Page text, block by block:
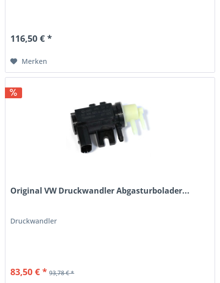
116,50 € *
Merken
Original VW Druckwandler Abgasturbolader...
Druckwandler
83,50 € * 93,78 € *